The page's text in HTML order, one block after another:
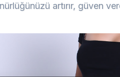
artırır, güven